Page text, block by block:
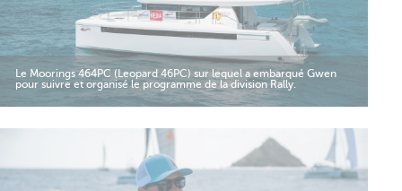
Le Moorings 464PC (Leopard 46PC) sur lequel a embarqué Gwen
pour suivre et organisé le programme de la division Rally.